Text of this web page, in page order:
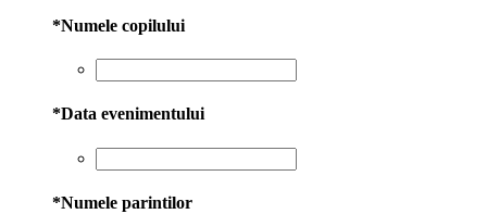
*Numele copilului
*Data evenimentului
*Numele parintilor